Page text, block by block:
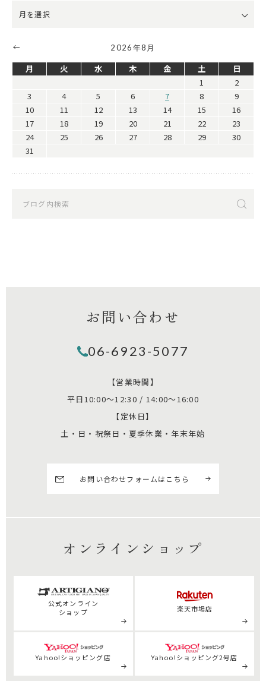
2026年8月
月 火 水 木 金 土
日
1
2
3
4 5 6 7 8
9
10
11 12 13 14 15
16
17
18 19 20 21 22
23
24
25 26 27 28 29
30
31
お問い合わせ
06-6923-5077
【営業時間】
平日10:00～12:30 / 14:00～16:00
【定休日】
土・日・祝祭日・夏季休業・年末年始
お問い合わせフォームはこちら
オンラインショップ
公式オンライン
ショップ
楽天市場店
Yahoo!ショッピング店 Yahoo!ショッピング2号店